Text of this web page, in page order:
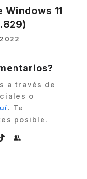
11
a través de
o
. Te
posible.